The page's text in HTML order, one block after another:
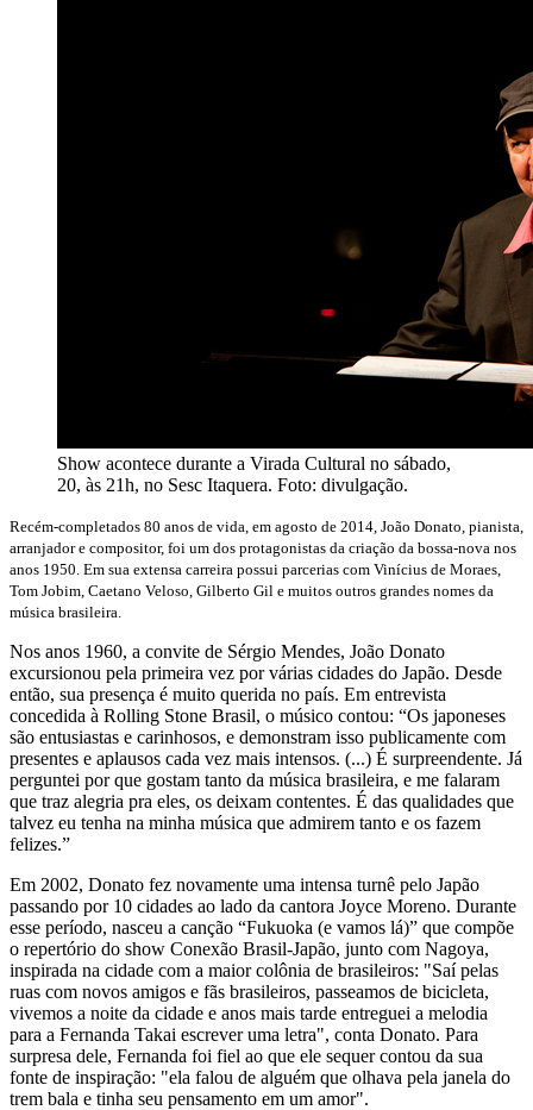
Show acontece durante a Virada Cultural no sábado,
20, às 21h, no Sesc Itaquera. Foto: divulgação.
Recém-completados 80 anos de vida, em agosto de 2014, João Donato, pianista,
arranjador e compositor, foi um dos protagonistas da criação da bossa-nova nos
anos 1950. Em sua extensa carreira possui parcerias com Vinícius de Moraes,
Tom Jobim, Caetano Veloso, Gilberto Gil e muitos outros grandes nomes da
música brasileira.
Nos anos 1960, a convite de Sérgio Mendes, João Donato
excursionou pela primeira vez por várias cidades do Japão. Desde
então, sua presença é muito querida no país. Em entrevista
concedida à Rolling Stone Brasil, o músico contou: “Os japoneses
são entusiastas e carinhosos, e demonstram isso publicamente com
presentes e aplausos cada vez mais intensos. (...) É surpreendente. Já
perguntei por que gostam tanto da música brasileira, e me falaram
que traz alegria pra eles, os deixam contentes. É das qualidades que
talvez eu tenha na minha música que admirem tanto e os fazem
felizes.”
Em 2002, Donato fez novamente uma intensa turnê pelo Japão
passando por 10 cidades ao lado da cantora Joyce Moreno. Durante
esse período, nasceu a canção “Fukuoka (e vamos lá)” que compõe
o repertório do show Conexão Brasil-Japão, junto com Nagoya,
inspirada na cidade com a maior colônia de brasileiros: "Saí pelas
ruas com novos amigos e fãs brasileiros, passeamos de bicicleta,
vivemos a noite da cidade e anos mais tarde entreguei a melodia
para a Fernanda Takai escrever uma letra", conta Donato. Para
surpresa dele, Fernanda foi fiel ao que ele sequer contou da sua
fonte de inspiração: "ela falou de alguém que olhava pela janela do
trem bala e tinha seu pensamento em um amor".